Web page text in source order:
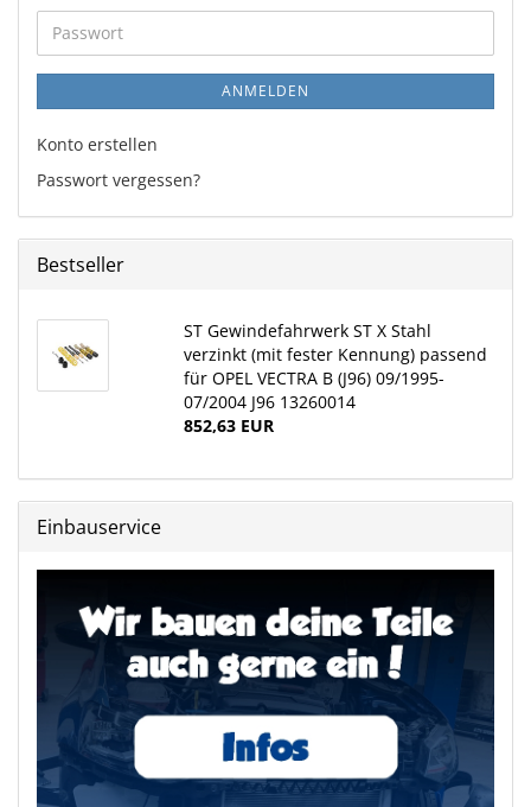
Adresse
Passwort
ANMELDEN
Konto erstellen
Passwort vergessen?
Bestseller
ST Gewindefahrwerk ST X Stahl
verzinkt (mit fester Kennung) passend
für OPEL VECTRA B (J96) 09/1995-
07/2004 J96 13260014
852,63 EUR
Einbauservice